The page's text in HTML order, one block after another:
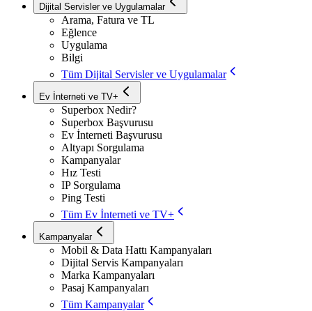
Dijital Servisler ve Uygulamalar
Arama, Fatura ve TL
Eğlence
Uygulama
Bilgi
Tüm Dijital Servisler ve Uygulamalar
Ev İnterneti ve TV+
Superbox Nedir?
Superbox Başvurusu
Ev İnterneti Başvurusu
Altyapı Sorgulama
Kampanyalar
Hız Testi
IP Sorgulama
Ping Testi
Tüm Ev İnterneti ve TV+
Kampanyalar
Mobil & Data Hattı Kampanyaları
Dijital Servis Kampanyaları
Marka Kampanyaları
Pasaj Kampanyaları
Tüm Kampanyalar